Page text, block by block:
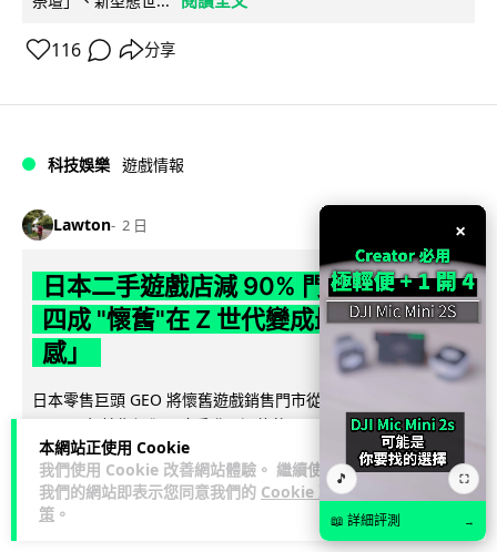
本網站正使用 Cookie
我們使用 Cookie 改善網站體驗。 繼續使用
我們的網站即表示您同意我們的 Cookie 政
策 。
116 分享
科技娛樂 遊戲情報
Lawton 2 日
日本二手遊戲店減 90% 門市 業績反增
四成 "懷舊"在 Z 世代變成最潮「新鮮
感」
日本零售巨頭 GEO 將懷舊遊戲銷售門市從 1,000 間大幅減至
99 間，但銷售額卻不降反升至過往的 1.4 倍。做到「減店增
收」奇蹟，...
閱讀全文
262 20 ↗ 分享
×
🎵 ⛶
📖 詳細評測 →